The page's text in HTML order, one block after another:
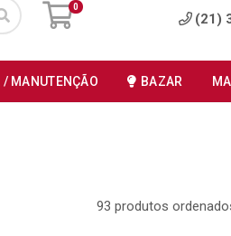
0
(21)
/ MANUTENÇÃO BAZAR
93 produtos